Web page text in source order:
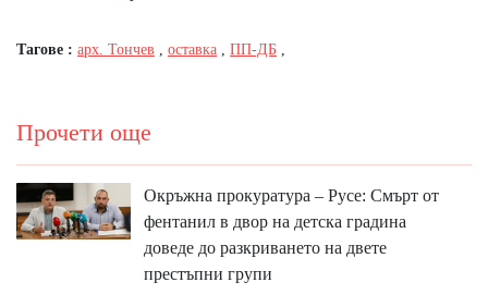
Тагове : арх. Тончев оставка ПП-ДБ
Прочети още
Окръжна прокуратура – Русе: Смърт от
фентанил в двор на детска градина
доведе до разкриването на двете
престъпни групи